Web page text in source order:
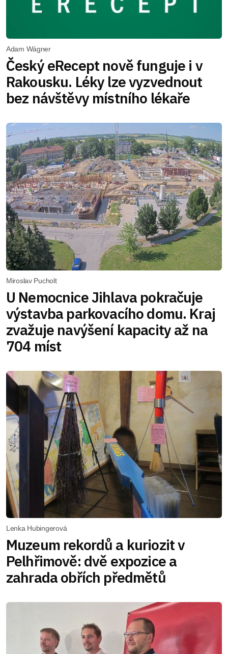
Adam Wágner
Český eRecept nově funguje i v
Rakousku. Léky lze vyzvednout
bez návštěvy místního lékaře
Miroslav Pucholt
U Nemocnice Jihlava pokračuje
výstavba parkovacího domu. Kraj
zvažuje navýšení kapacity až na
704 míst
Lenka Hubingerová
Muzeum rekordů a kuriozit v
Pelhřimově: dvě expozice a
zahrada obřích předmětů